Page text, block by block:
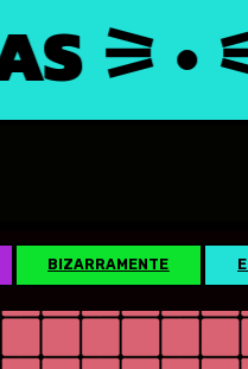
• ⚟
BIZARRAMENTE